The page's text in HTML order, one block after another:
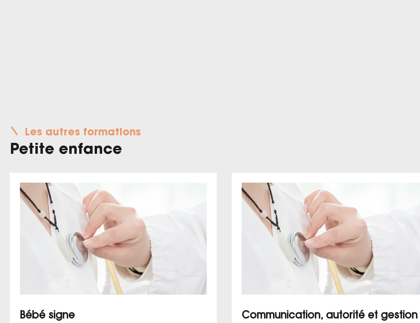
Les autres formations
Petite enfance
Bébé signe
Communication, autorité et gestion